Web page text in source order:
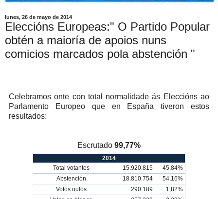
lunes, 26 de mayo de 2014
Eleccións Europeas:" O Partido Popular
obtén a maioría de apoios nuns
comicios marcados pola abstención "
Celebramos onte con total normalidade ás Eleccións ao
Parlamento Europeo que en España tiveron estos
resultados:
Escrutado 99,77%
2014
Total votantes
15.920.815
45,84%
Abstención
18.810.754
54,16%
Votos nulos
290.189
1,82%